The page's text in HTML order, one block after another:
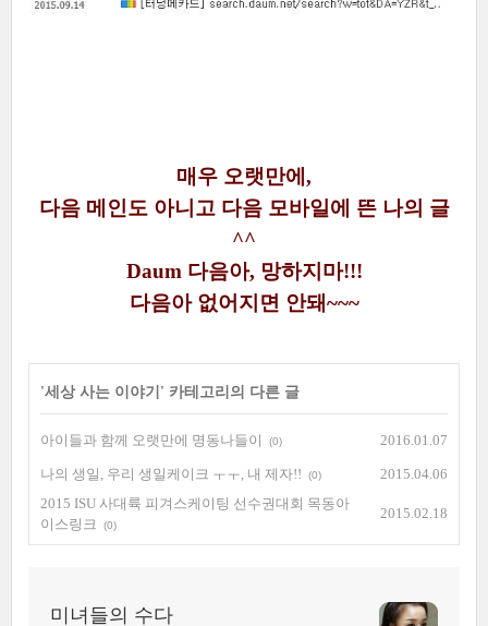
매우 오랫만에,
다음 메인도 아니고 다음 모바일에 뜬 나의 글
^^
Daum 다음아, 망하지마!!!
다음아 없어지면 안돼~~~
'세상 사는 이야기 ' 카테고리의 다른 글
아이들과 함께 오랫만에 명동나들이 (0) 2016.01.07
나의 생일, 우리 생일케이크 ㅜㅜ, 내 제자!! (0)
2015.04.06
2015 ISU 사대륙 피겨스케이팅 선수권대회 목동아
이스링크
(0)
2015.02.18
미녀들의 수다